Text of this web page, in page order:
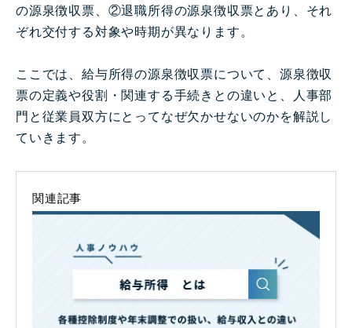
の源泉徴収票、②退職所得の源泉徴収票とあり、それ
ぞれ交付する対象や時期が異なります。
ここでは、給与所得の源泉徴収票について、源泉徴収
票の定義や役割・関連する手続きとの違いと、人事部
門と従業員双方にとってなぜ欠かせないのかを解説し
ていきます。
関連記事